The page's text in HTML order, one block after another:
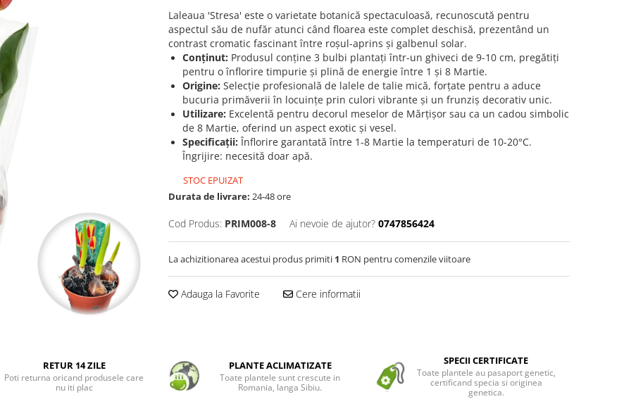
Laleaua 'Stresa' este o varietate botanică spectaculoasă, recunoscută pentru
aspectul său de nufăr atunci când floarea este complet deschisă, prezentând un
contrast cromatic fascinant între roșul-aprins și galbenul solar.
Conținut: Produsul conține 3 bulbi plantați într-un ghiveci de 9-10 cm, pregătiți
pentru o înflorire timpurie și plină de energie între 1 și 8 Martie.
Origine: Selecție profesională de lalele de talie mică, forțate pentru a aduce
bucuria primăverii în locuințe prin culori vibrante și un frunziș decorativ unic.
Utilizare: Excelentă pentru decorul meselor de Mărțișor sau ca un cadou simbolic
de 8 Martie, oferind un aspect exotic și vesel.
Specificații: Înflorire garantată între 1-8 Martie la temperaturi de 10-20°C.
Îngrijire: necesită doar apă.
STOC EPUIZAT
Durata de livrare: 24-48 ore
Cod Produs: PRIM008-8 Ai nevoie de ajutor? 0747856424
La achizitionarea acestui produs primiti 1 RON pentru comenzile viitoare
Adauga la Favorite Cere informatii
RETUR 14 ZILE
Poti returna oricand produsele care
nu iti plac
PLANTE ACLIMATIZATE
Toate plantele sunt crescute in
Romania, langa Sibiu.
SPECII CERTIFICATE
Toate plantele au pasaport genetic,
certificand specia si originea
genetica.